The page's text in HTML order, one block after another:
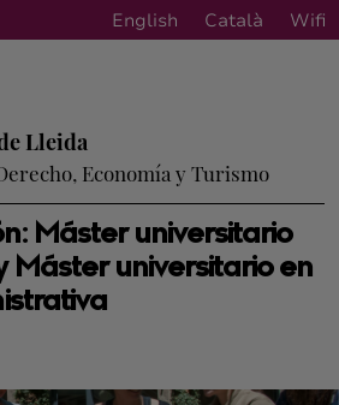
English Català Wifi
Máster universitario
Máster universitario en
Lleida
Economía y Turismo